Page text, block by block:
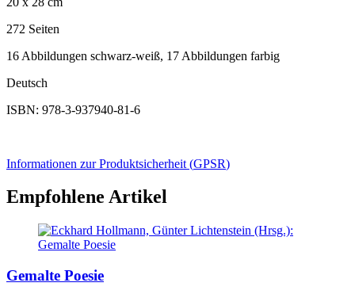
272 Seiten
16 Abbildungen schwarz-weiß, 17 Abbildungen farbig
Deutsch
ISBN: 978-3-937940-81-6
Informationen zur Produktsicherheit (GPSR)
Empfohlene Artikel
Gemalte Poesie